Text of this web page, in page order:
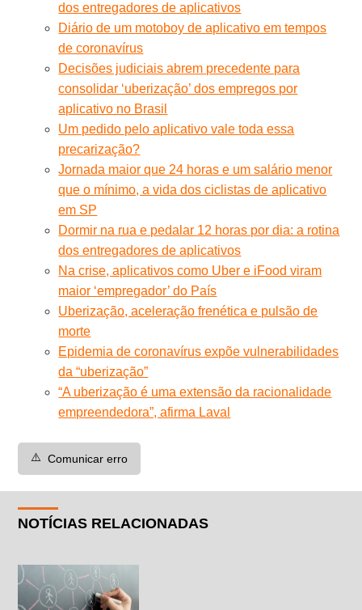
dos entregadores de aplicativos
Diário de um motoboy de aplicativo em tempos
de coronavírus
Decisões judiciais abrem precedente para
consolidar ‘uberização’ dos empregos por
aplicativo no Brasil
Um pedido pelo aplicativo vale toda essa
precarização?
Jornada maior que 24 horas e um salário menor
que o mínimo, a vida dos ciclistas de aplicativo
em SP
Dormir na rua e pedalar 12 horas por dia: a rotina
dos entregadores de aplicativos
Na crise, aplicativos como Uber e iFood viram
maior ‘empregador’ do País
Uberização, aceleração frenética e pulsão de
morte
Epidemia de coronavírus expõe vulnerabilidades
da “uberização”
“A uberização é uma extensão da racionalidade
empreendedora”, afirma Laval
⚠️ Comunicar erro
NOTÍCIAS RELACIONADAS